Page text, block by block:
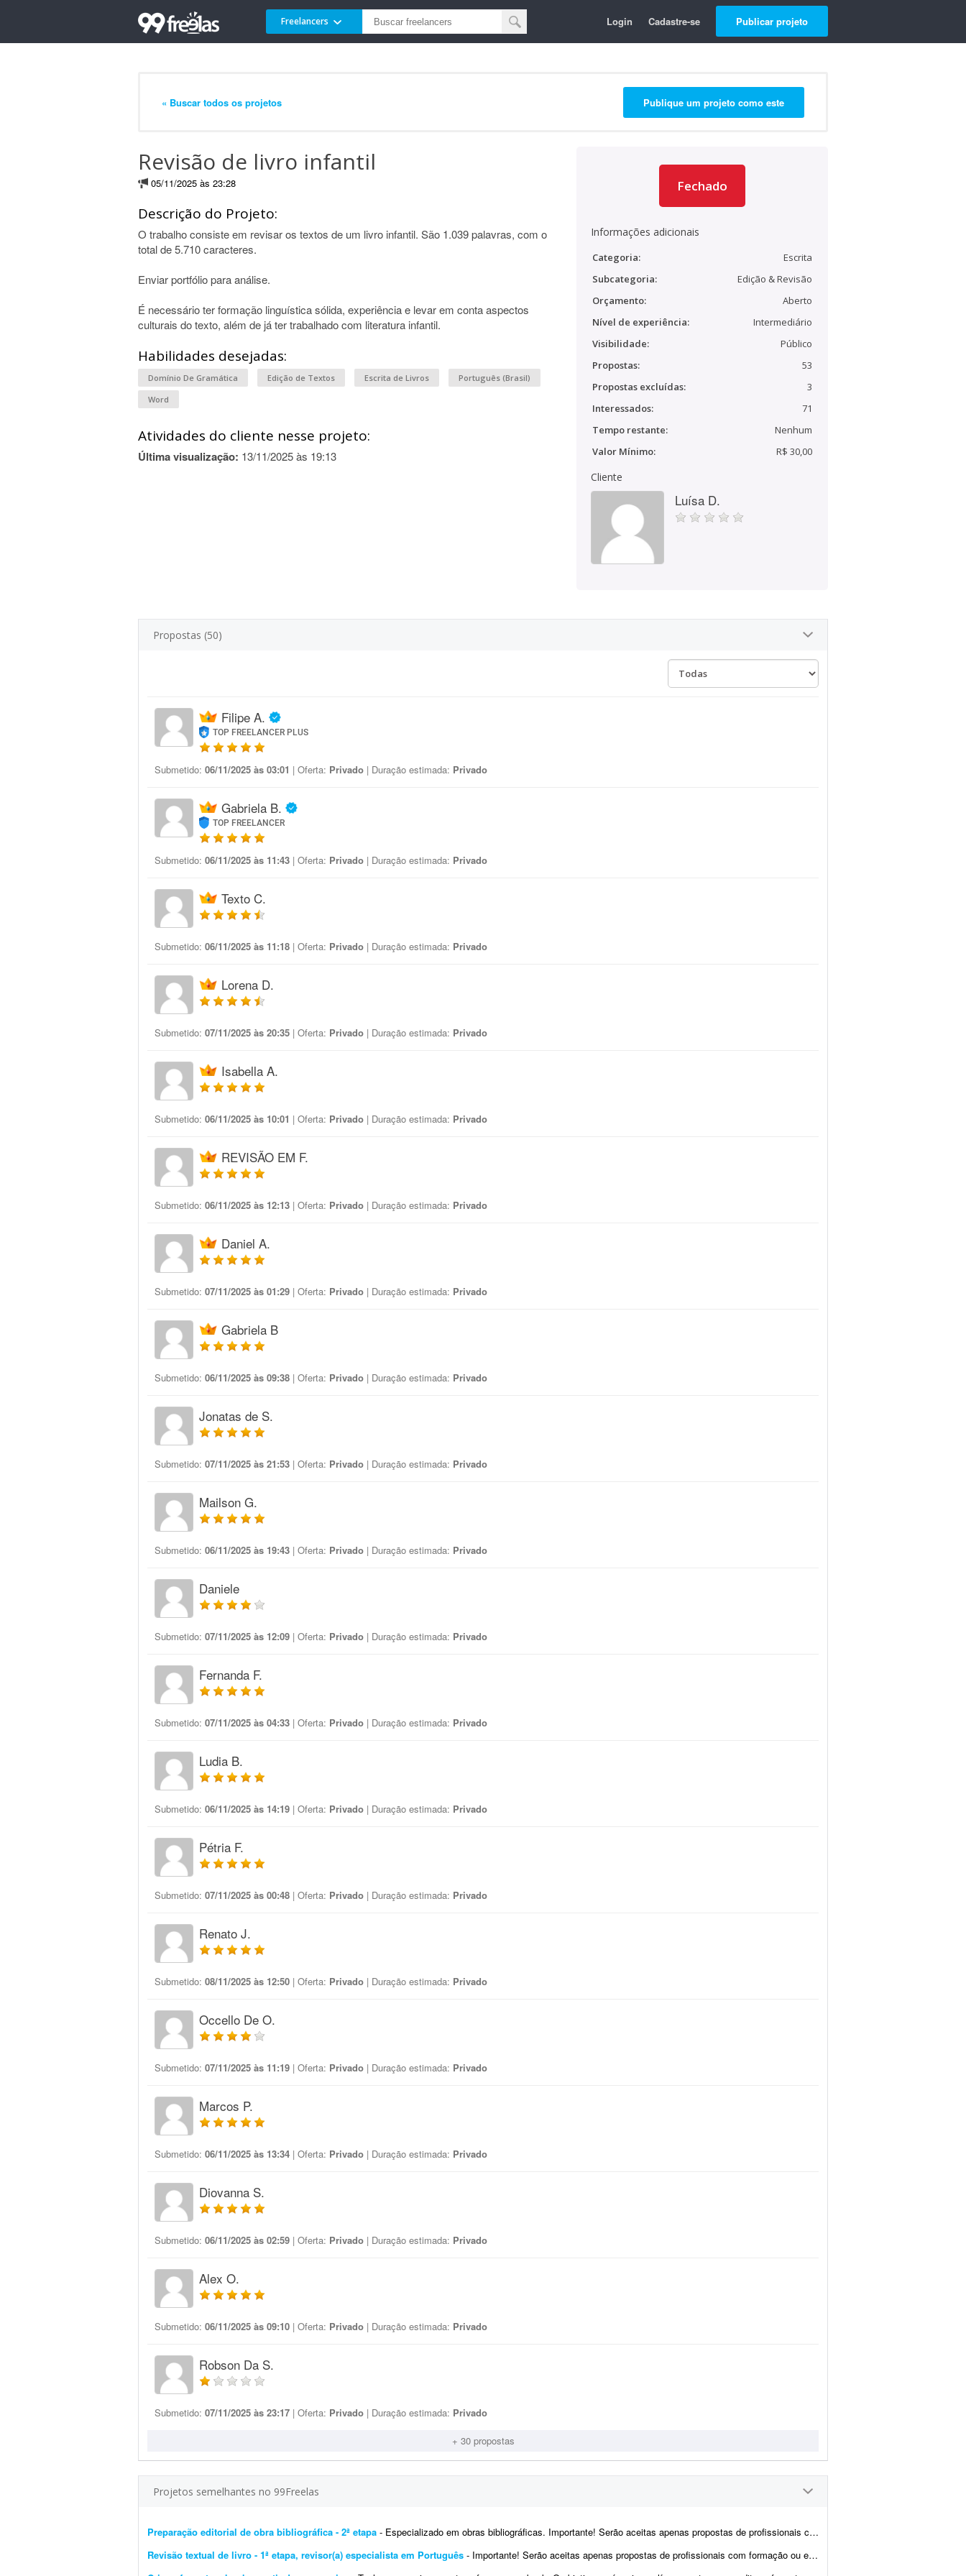
Freelancers Login Cadastre-se Publicar projeto
« Buscar todos os projetos Publique um projeto como este
Revisão de livro infantil
05/11/2025 às 23:28
Descrição do Projeto:
O trabalho consiste em revisar os textos de um livro infantil. São 1.039 palavras, com o
total de 5.710 caracteres.
Enviar portfólio para análise.
É necessário ter formação linguística sólida, experiência e levar em conta aspectos
culturais do texto, além de já ter trabalhado com literatura infantil.
Habilidades desejadas:
Domínio De Gramática Edição de Textos Escrita de Livros
Português (Brasil)
Word
Atividades do cliente nesse projeto:
Última visualização: 13/11/2025 às 19:13
Fechado
Informações adicionais
Categoria:
Escrita
Subcategoria:
Edição & Revisão
Orçamento:
Aberto
Nível de experiência:
Intermediário
Visibilidade:
Público
Propostas:
53
Propostas excluídas:
3
Interessados:
71
Tempo restante:
Nenhum
Valor Mínimo:
R$ 30,00
Cliente
Luísa D.
Propostas (50)
Filipe A.
TOP FREELANCER PLUS
Submetido: 06/11/2025 às 03:01 | Oferta: Privado | Duração estimada: Privado
Gabriela B.
TOP FREELANCER
Submetido: 06/11/2025 às 11:43 | Oferta: Privado | Duração estimada: Privado
Texto C.
Submetido: 06/11/2025 às 11:18 | Oferta: Privado | Duração estimada: Privado
Lorena D.
Submetido: 07/11/2025 às 20:35 | Oferta: Privado | Duração estimada: Privado
Isabella A.
Submetido: 06/11/2025 às 10:01 | Oferta: Privado | Duração estimada: Privado
REVISÃO EM F.
Submetido: 06/11/2025 às 12:13 | Oferta: Privado | Duração estimada: Privado
Daniel A.
Submetido: 07/11/2025 às 01:29 | Oferta: Privado | Duração estimada: Privado
Gabriela B
Submetido: 06/11/2025 às 09:38 | Oferta: Privado | Duração estimada: Privado
Jonatas de S.
Submetido: 07/11/2025 às 21:53 | Oferta: Privado | Duração estimada: Privado
Mailson G.
Submetido: 06/11/2025 às 19:43 | Oferta: Privado | Duração estimada: Privado
Daniele
Submetido: 07/11/2025 às 12:09 | Oferta: Privado | Duração estimada: Privado
Fernanda F.
Submetido: 07/11/2025 às 04:33 | Oferta: Privado | Duração estimada: Privado
Ludia B.
Submetido: 06/11/2025 às 14:19 | Oferta: Privado | Duração estimada: Privado
Pétria F.
Submetido: 07/11/2025 às 00:48 | Oferta: Privado | Duração estimada: Privado
Renato J.
Submetido: 08/11/2025 às 12:50 | Oferta: Privado | Duração estimada: Privado
Occello De O.
Submetido: 07/11/2025 às 11:19 | Oferta: Privado | Duração estimada: Privado
Marcos P.
Submetido: 06/11/2025 às 13:34 | Oferta: Privado | Duração estimada: Privado
Diovanna S.
Submetido: 06/11/2025 às 02:59 | Oferta: Privado | Duração estimada: Privado
Alex O.
Submetido: 06/11/2025 às 09:10 | Oferta: Privado | Duração estimada: Privado
Robson Da S.
Submetido: 07/11/2025 às 23:17 | Oferta: Privado | Duração estimada: Privado
+ 30 propostas
Projetos semelhantes no 99Freelas
Preparação editorial de obra bibliográfica - 2ª etapa - Especializado em obras bibliográficas. Importante! Serão aceitas apenas propostas de profissionais com formação ou experiência comprovada em preparaç&atil...
Revisão textual de livro - 1ª etapa, revisor(a) especialista em Português - Importante! Serão aceitas apenas propostas de profissionais com formação ou experiência comprovada em Língua Portuguesa, Letras, revisão textual, prepara&c...